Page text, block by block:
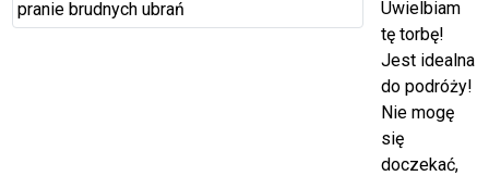
Uwielbiam
tę torbę!
Jest idealna
do podróży!
Nie mogę
się
doczekać,